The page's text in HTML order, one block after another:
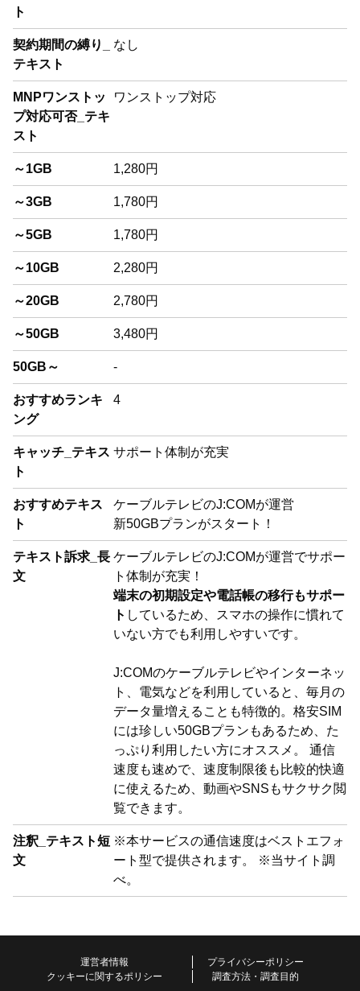
ト
契約期間の縛り_
テキスト
なし
MNPワンストッ
プ対応可否_テキ
スト
ワンストップ対応
～1GB 1,280円
～3GB 1,780円
～5GB 1,780円
～10GB 2,280円
～20GB 2,780円
～50GB 3,480円
50GB～ -
おすすめランキ
ング
4
キャッチ_テキス
ト
サポート体制が充実
おすすめテキス
ト
ケーブルテレビのJ:COMが運営
新50GBプランがスタート！
テキスト訴求_長
文
ケーブルテレビのJ:COMが運営でサポー
ト体制が充実！
端末の初期設定や電話帳の移行もサポー
ト しているため、スマホの操作に慣れて
いない方でも利用しやすいです。
J:COMのケーブルテレビやインターネッ
ト、電気などを利用していると、毎月の
データ量増えることも特徴的。格安SIM
には珍しい50GBプランもあるため、た
っぷり利用したい方にオススメ。 通信
速度も速めで、速度制限後も比較的快適
に使えるため、動画やSNSもサクサク閲
覧できます。
注釈_テキスト短
文
※本サービスの通信速度はベストエフォ
ート型で提供されます。 ※当サイト調
べ。
運営者情報
プライバシーポリシー
クッキーに関するポリシー
調査方法・調査目的